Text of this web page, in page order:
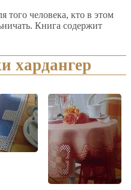
того человека, кто в этом
Книга содержит
хардангер